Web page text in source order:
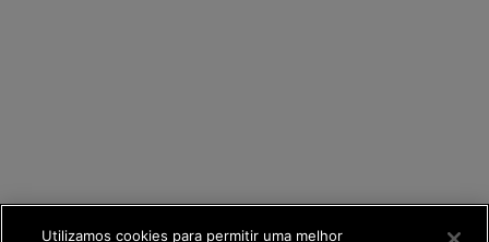
Utilizamos cookies para permitir uma melhor